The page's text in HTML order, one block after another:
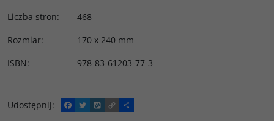
Liczba stron:
468
Rozmiar:
170 x 240 mm
ISBN: 978-83-61203-77-3
Udostępnij:
F
a
T
w
W
y
C
o
P
o